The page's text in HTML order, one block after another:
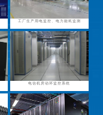
工厂生产用电监控、电力能耗监测
电信机房动环监控系统